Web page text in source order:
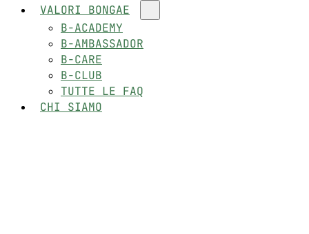
VALORI BONGAE
B-ACADEMY
B-AMBASSADOR
B-CARE
B-CLUB
TUTTE LE FAQ
CHI SIAMO